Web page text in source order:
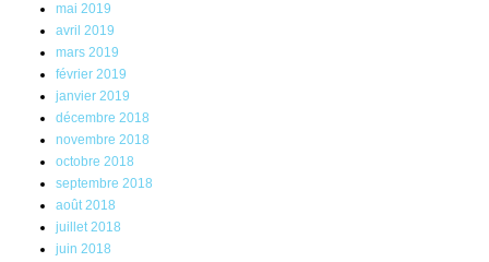
mai 2019
avril 2019
mars 2019
février 2019
janvier 2019
décembre 2018
novembre 2018
octobre 2018
septembre 2018
août 2018
juillet 2018
juin 2018